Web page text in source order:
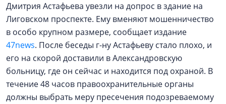
Дмитрия Астафьева увезли на допрос в здание на
Лиговском проспекте. Ему вменяют мошенничество
в особо крупном размере, сообщает издание
47news. После беседы г-ну Астафьеву стало плохо, и
его на скорой доставили в Александровскую
больницу, где он сейчас и находится под охраной. В
течение 48 часов правоохранительные органы
должны выбрать меру пресечения подозреваемому